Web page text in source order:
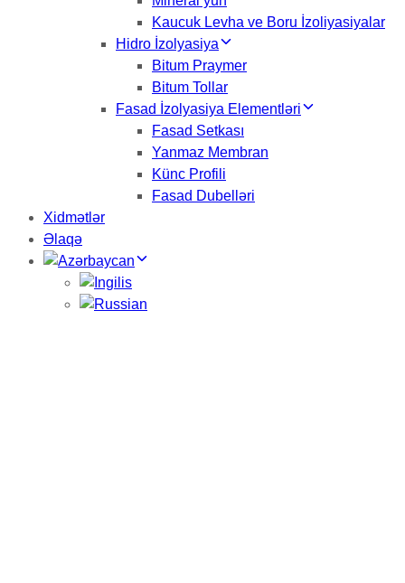
Kaucuk Levha ve Boru İzoliyasiyalar
Hidro İzolyasiya
Bitum Praymer
Bitum Tollar
Fasad İzolyasiya Elementləri
Fasad Setkası
Yanmaz Membran
Künc Profili
Fasad Dubelləri
Xidmətlər
Əlaqə